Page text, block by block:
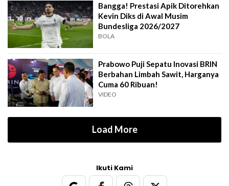
Bangga! Prestasi Apik Ditorehkan
Kevin Diks di Awal Musim
Bundesliga 2026/2027
BOLA
Prabowo Puji Sepatu Inovasi BRIN
Berbahan Limbah Sawit, Harganya
Cuma 60 Ribuan!
VIDEO
Load More
Ikuti Kami